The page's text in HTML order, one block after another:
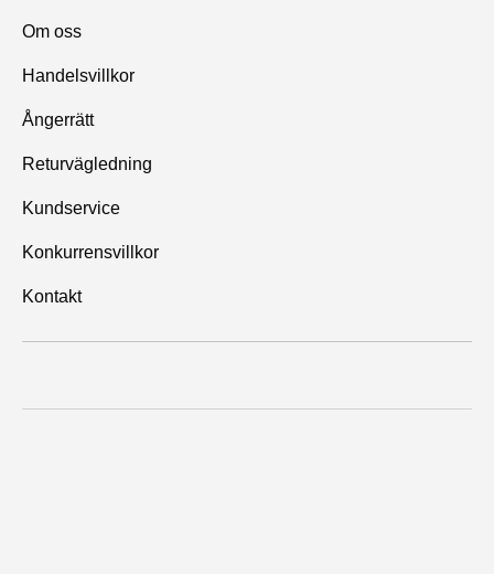
Om oss
Handelsvillkor
Ångerrätt
Returvägledning
Kundservice
Konkurrensvillkor
Kontakt